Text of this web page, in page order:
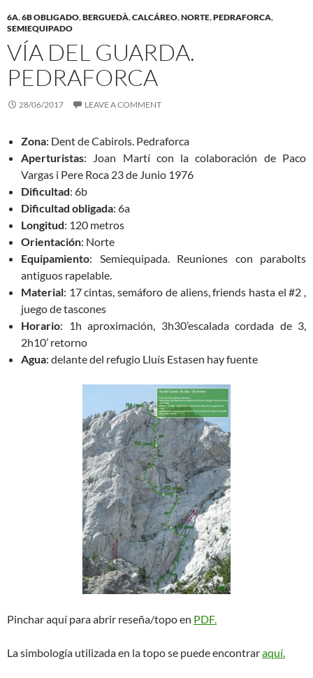
6A,6B OBLIGADO,BERGUEDÀ,CALCÁREO,NORTE,PEDRAFORCA,
SEMIEQUIPADO
VÍA DEL GUARDA.
PEDRAFORCA
28/06/2017 LEAVE A COMMENT
Zona: Dent de Cabirols. Pedraforca
Aperturistas: Joan Martí con la colaboración de Paco
Vargas i Pere Roca 23 de Junio 1976
Dificultad: 6b
Dificultad obligada: 6a
Longitud: 120 metros
Orientación: Norte
Equipamiento: Semiequipada. Reuniones con parabolts
antiguos rapelable.
Material: 17 cintas, semáforo de aliens, friends hasta el #2 ,
juego de tascones
Horario: 1h aproximación, 3h30’escalada cordada de 3,
2h10’ retorno
Agua: delante del refugio Lluís Estasen hay fuente
Pinchar aquí para abrir reseña/topo en PDF.
La simbología utilizada en la topo se puede encontraraquí.